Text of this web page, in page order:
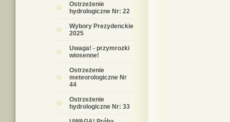
Ostrzeżenie
hydrologiczne Nr: 22
Wybory Prezydenckie
2025
Uwaga! - przymrozki
wiosenne!
Ostrzeżenie
meteorologiczne Nr
44
Ostrzeżenie
hydrologiczne Nr: 33